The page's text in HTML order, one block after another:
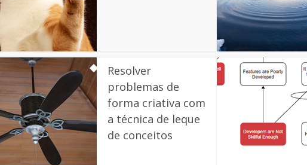
Resolver
problemas de
forma criativa com
a técnica de leque
de conceitos